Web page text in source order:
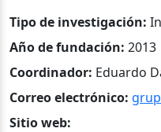
Tipo de investigación:
Año de fundación: 2013
Coordinador: Eduardo
Correo electrónico:
Sitio web: